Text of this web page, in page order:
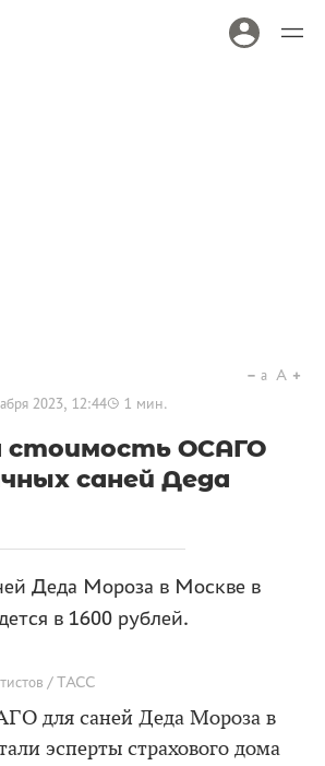
2023, 12:44 1 мин.
a A
стоимость ОСАГО
саней Деда
Деда Мороза в Москве в
в 1600 рублей.
/ ТАСС
для саней Деда Мороза в
эсперты страхового дома